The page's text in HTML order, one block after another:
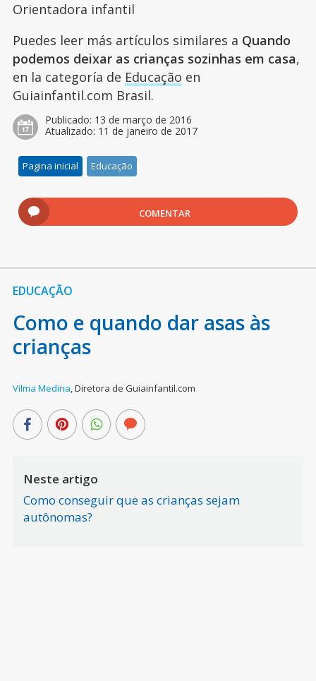
Orientadora infantil
Puedes leer más artículos similares a Quando
podemos deixar as crianças sozinhas em casa,
en la categoría de Educação en
Guiainfantil.com Brasil.
Publicado: 13 de março de 2016
Atualizado: 11 de janeiro de 2017
Pagina inicial Educação
COMENTAR
EDUCAÇÃO
Como e quando dar asas às
crianças
Vilma Medina,Diretora de Guiainfantil.com
Neste artigo
Como conseguir que as crianças sejam
autônomas?